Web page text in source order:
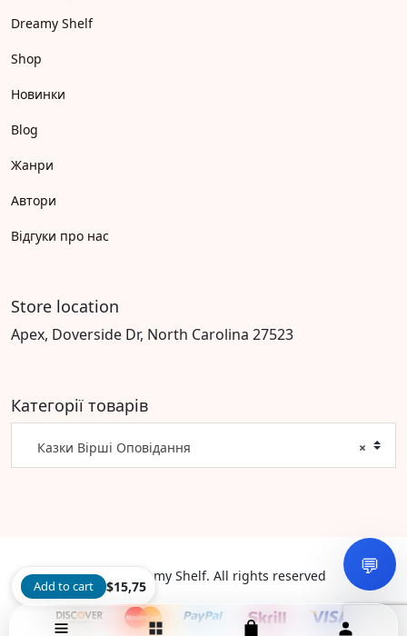
Dreamy Shelf
Shop
Новинки
Blog
Жанри
Автори
Відгуки про нас
Store location
Apex, Doverside Dr, North Carolina 27523
Категорії товарів
×
Казки Вірші Оповідання
©2026 Dreamy Shelf. All rights reserved 💬
Add to cart $15,75